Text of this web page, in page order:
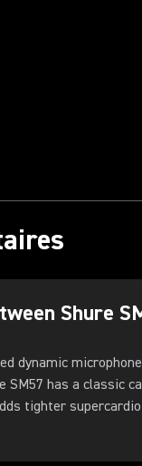
Shure
dynamic
SM57 has a classic
tighter
protective grille,